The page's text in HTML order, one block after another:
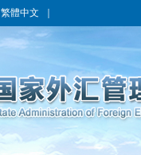
繁體中文